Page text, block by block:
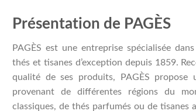
Présentation de PAGÈS
PAGÈS est une entreprise spécialisée
thés et tisanes d’exception depuis 1859.
qualité de ses produits, PAGÈS
provenant de différentes régions du
classiques, de thés parfumés ou de tisanes